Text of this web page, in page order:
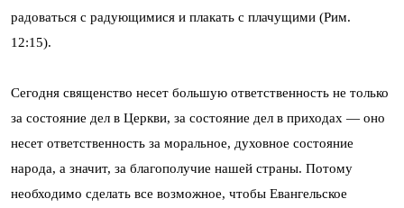
радоваться с радующимися и плакать с плачущими (Рим.
12:15).
Сегодня священство несет большую ответственность не только
за состояние дел в Церкви, за состояние дел в приходах — оно
несет ответственность за моральное, духовное состояние
народа, а значит, за благополучие нашей страны. Потому
необходимо сделать все возможное, чтобы Евангельское